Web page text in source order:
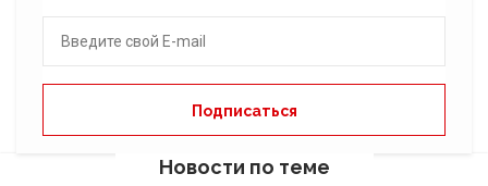
Новости по теме